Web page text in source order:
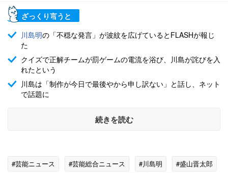
ざっくり言うと
川島明の「不穏な発言」が波紋を広げているとFLASHが報じ
た
クイズで正解チームが罰ゲームの電流を浴び、川島が詫びを入
れたという
川島は「制作が今日で最後やから申し訳ない」と話し、ネット
で話題に
続きを読む
#芸能ニュース #芸能総合ニュース #川島明
#盛山晋太郎